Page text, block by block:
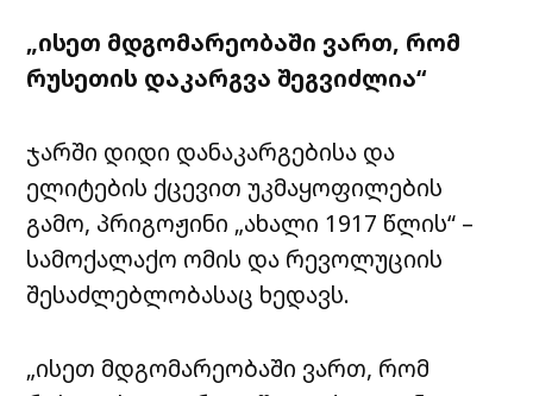
„ისეთ მდგომარეობაში ვართ, რომ
რუსეთის დაკარგვა შეგვიძლია“
ჯარში დიდი დანაკარგებისა და
ელიტების ქცევით უკმაყოფილების
გამო, პრიგოჟინი „ახალი 1917 წლის“ –
სამოქალაქო ომის და რევოლუციის
შესაძლებლობასაც ხედავს.
„ისეთ მდგომარეობაში ვართ, რომ